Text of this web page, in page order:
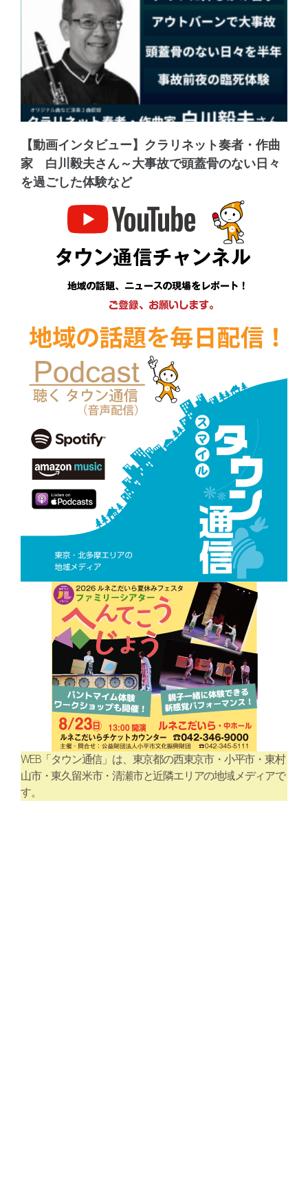
【動画インタビュー】クラリネット奏者・作曲
家 白川毅夫さん～大事故で頭蓋骨のない日々
を過ごした体験など
WEB「タウン通信」は、東京都の西東京市・小平市・東村
山市・東久留米市・清瀬市と近隣エリアの地域メディアで
す。